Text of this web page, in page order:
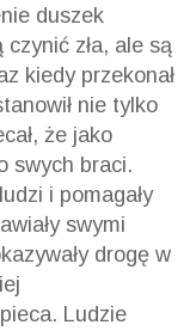
duszek
zła, ale są
kiedy przekonał
nie tylko
że jako
swych braci.
i pomagały
swymi
drogę w
Ludzie